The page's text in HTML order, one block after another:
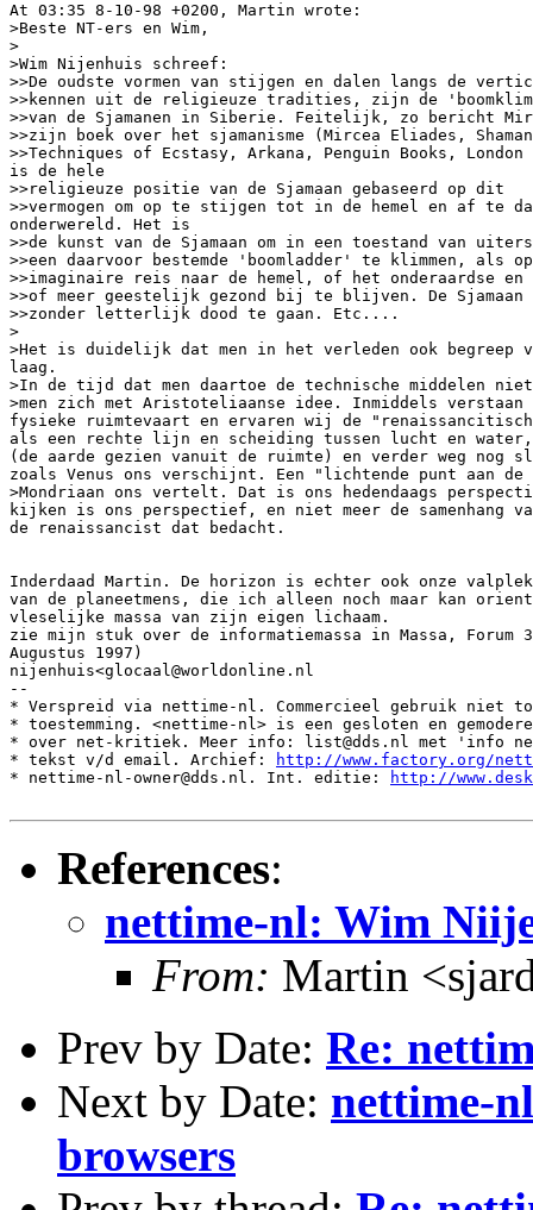
At 03:35 8-10-98 +0200, Martin wrote:
>Beste NT-ers en Wim,
>
>Wim Nijenhuis schreef:
>>De oudste vormen van stijgen en dalen langs de
>>kennen uit de religieuze tradities, zijn de
>>van de Sjamanen in Siberie. Feitelijk, zo bericht
>>zijn boek over het sjamanisme (Mircea Eliades,
>>Techniques of Ecstasy, Arkana, Penguin Books,
is de hele
>>religieuze positie van de Sjamaan gebaseerd op dit
>>vermogen om op te stijgen tot in de hemel en af te
onderwereld. Het is
>>de kunst van de Sjamaan om in een toestand van
>>een daarvoor bestemde 'boomladder' te klimmen, als
>>imaginaire reis naar de hemel, of het onderaardse
>>of meer geestelijk gezond bij te blijven. De Sjamaan
>>zonder letterlijk dood te gaan. Etc....
>
>Het is duidelijk dat men in het verleden ook begreep
laag.
>In de tijd dat men daartoe de technische middelen
>men zich met Aristoteliaanse idee. Inmiddels verstaan
fysieke ruimtevaart en ervaren wij de
als een rechte lijn en scheiding tussen lucht en
(de aarde gezien vanuit de ruimte) en verder weg nog
zoals Venus ons verschijnt. Een "lichtende punt aan
>Mondriaan ons vertelt. Dat is ons hedendaags
kijken is ons perspectief, en niet meer de samenhang
de renaissancist dat bedacht.
Inderdaad Martin. De horizon is echter ook onze
van de planeetmens, die ich alleen noch maar kan
vleselijke massa van zijn eigen lichaam.
zie mijn stuk over de informatiemassa in Massa, Forum
Augustus 1997)
nijenhuis<glocaal@worldonline.nl
--
* Verspreid via nettime-nl. Commercieel gebruik niet
* toestemming. <nettime-nl> is een gesloten en
* over net-kritiek. Meer info: list@dds.nl met 'info
* tekst v/d email. Archief:
http://www.factory.org/
* nettime-nl-owner@dds.nl. Int. editie:
http://
References:
nettime-nl: Wim
From: Martin
Prev by Date: Re:
Next by Date: nettime-
browsers